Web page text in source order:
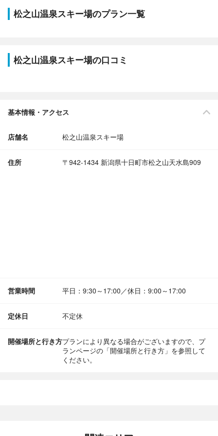
松之山温泉スキー場のプラン一覧
松之山温泉スキー場の口コミ
基本情報・アクセス
店舗名 松之山温泉スキー場
住所 〒942-1434 新潟県十日町市松之山天水島909
営業時間 平日：9:30～17:00／休日：9:00～17:00
定休日 不定休
開催場所と行き方プランにより異なる場合がございますので、プ
ランページの「開催場所と行き方」を参照して
ください。